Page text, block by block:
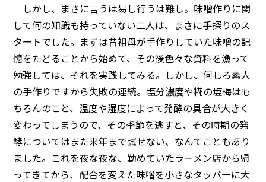
しかし、まさに言うは易し行うは難し。味噌作りに関
して何の知識も持っていない二人は、まさに手探りのス
タートでした。まずは昔祖母が手作りしていた味噌の記
憶をたどることから始めて、その後色々な資料を漁って
勉強しては、それを実践してみる。しかし、何しろ素人
の手作りですから失敗の連続。塩分濃度や糀の塩梅はも
ちろんのこと、温度や湿度によって発酵の具合が大きく
変わってしまうので、その季節を逃すと、その時期の発
酵についてはまた来年まで試せない、なんてこともあり
ました。これを夜な夜な、勤めていたラーメン店から帰
ってきてから、配合を変えた味噌を小さなタッパーに大